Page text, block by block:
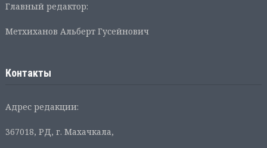
Главный редактор:
Метхиханов Альберт Гусейнович
Контакты
Адрес редакции:
367018, РД, г. Махачкала,